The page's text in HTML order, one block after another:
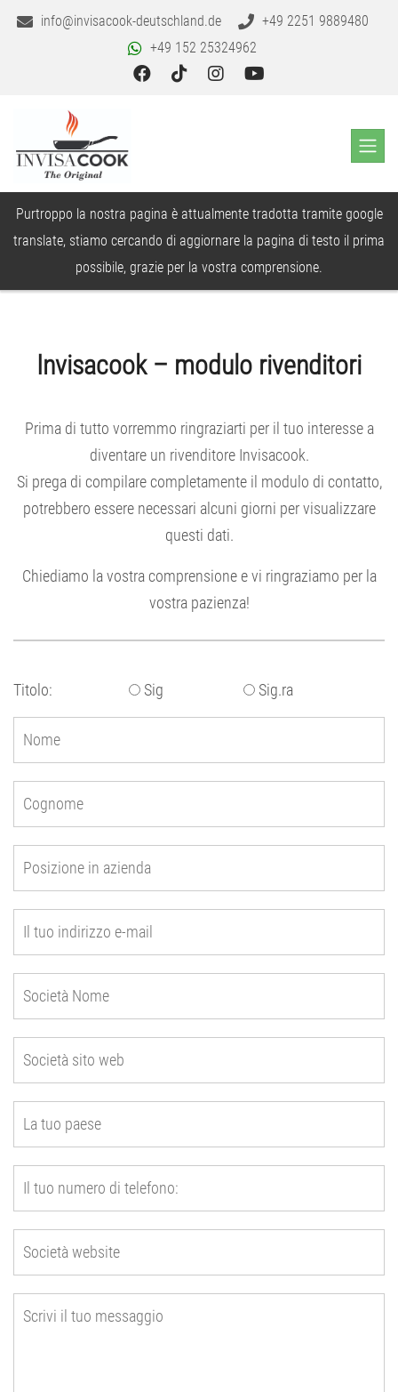
info@invisacook-deutschland.de
+49 2251 9889480
+49 152 25324962
Purtroppo la nostra pagina è attualmente tradotta tramite google
translate, stiamo cercando di aggiornare la pagina di testo il prima
possibile, grazie per la vostra comprensione.
Invisacook – modulo rivenditori
Prima di tutto vorremmo ringraziarti per il tuo interesse a
diventare un rivenditore Invisacook.
Si prega di compilare completamente il modulo di contatto,
potrebbero essere necessari alcuni giorni per visualizzare
questi dati.
Chiediamo la vostra comprensione e vi ringraziamo per la
vostra pazienza!
Titolo: Sig Sig.ra